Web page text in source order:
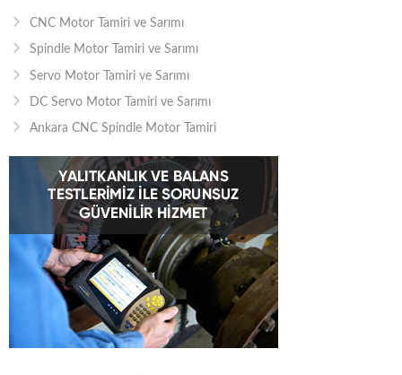
CNC Motor Tamiri ve Sarımı
Spindle Motor Tamiri ve Sarımı
Servo Motor Tamiri ve Sarımı
DC Servo Motor Tamiri ve Sarımı
Ankara CNC Spindle Motor Tamiri